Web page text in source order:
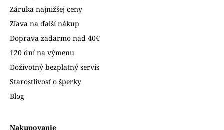
Záruka najnižšej ceny
Zľava na ďalší nákup
Doprava zadarmo nad 40€
120 dní na výmenu
Doživotný bezplatný servis
Starostlivosť o šperky
Blog
Nakupovanie